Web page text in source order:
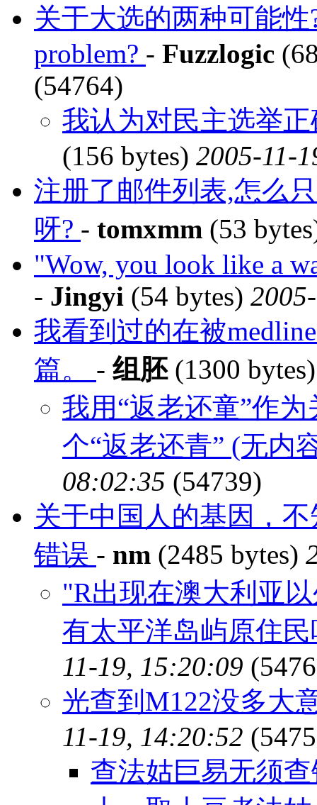
关于大选的两种可能性
problem? - Fuzzlogic
(54764)
我认为对民主选举
(156 bytes) 2005-11-
注册了邮件列表,怎么
呀? - tomxmm (53
"Wow, you look like a
- Jingyi (54 bytes)
我看到过的在被
篇。 - 组胚(1300
我用“返老还童”作
个“返老还青” (无内
08:02:35 (54739)
关于中国人的基因，
错误 - nm (2485 bytes)
"R出现在澳大利亚
有太平洋岛屿原住
11-19, 15:20:09
光查到M122没多大
11-19, 14:20:52
查法姑巨易无须